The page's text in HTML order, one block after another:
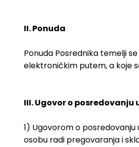
II. Ponuda
Ponuda Posrednika temelji
elektroničkim putem, a koje
III. Ugovor o
1) Ugovorom o
osobu radi pregovaranja i